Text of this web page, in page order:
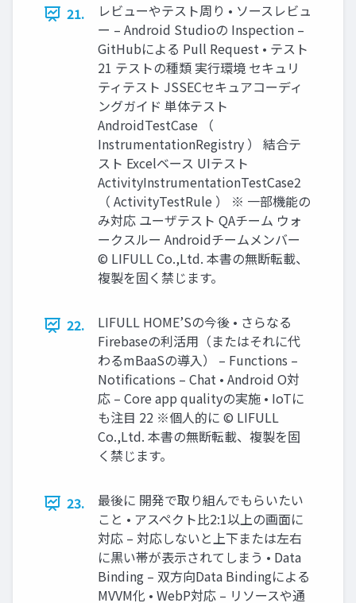
21.
レビューやテスト周り • ソースレビュ
ー – Android Studioの Inspection –
GitHubによる Pull Request • テスト
21 テストの種類 実行環境 セキュリ
ティテスト JSSECセキュアコーディ
ングガイド 単体テスト
AndroidTestCase （
InstrumentationRegistry ） 結合テ
スト Excelベース UIテスト
ActivityInstrumentationTestCase2
（ ActivityTestRule ） ※ 一部機能の
み対応 ユーザテスト QAチーム ウォ
ークスルー Androidチームメンバー
© LIFULL Co.,Ltd. 本書の無断転載、
複製を固く禁じます。
22.
LIFULL HOME’Sの今後 • さらなる
Firebaseの利活用（またはそれに代
わるmBaaSの導入） – Functions –
Notifications – Chat • Android O対
応 – Core app qualityの実施 • IoTに
も注目 22 ※個人的に © LIFULL
Co.,Ltd. 本書の無断転載、複製を固
く禁じます。
23.
最後に 開発で取り組んでもらいたい
こと • アスペクト比2:1以上の画面に
対応 – 対応しないと上下または左右
に黒い帯が表示されてしまう • Data
Binding – 双方向Data Bindingによる
MVVM化 • WebP対応 – リソースや通